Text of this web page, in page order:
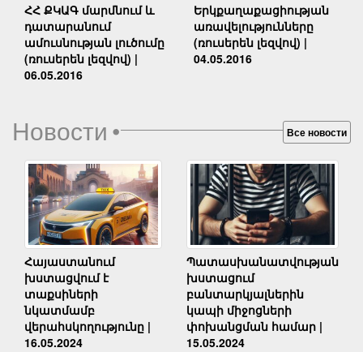
ՀՀ ՔԿԱԳ մարմնում և
դատարանում
ամուսնության լուծումը
(ռուսերեն լեզվով) |
06.05.2016
Երկքաղաքացիության
առավելությունները
(ռուսերեն լեզվով) |
04.05.2016
Новости• Все новости
Հայաստանում
խստացվում է
տաքսիների
նկատմամբ
վերահսկողությունը |
16.05.2024
Պատասխանատվության
խստացում
բանտարկյալներին
կապի միջոցների
փոխանցման համար |
15.05.2024